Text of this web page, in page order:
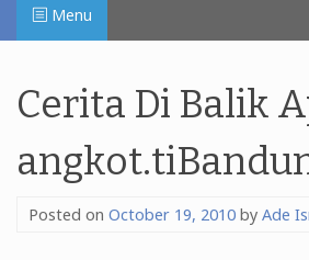
Menu
Cerita Di Balik
Posted on October 19, 2010 by Ade